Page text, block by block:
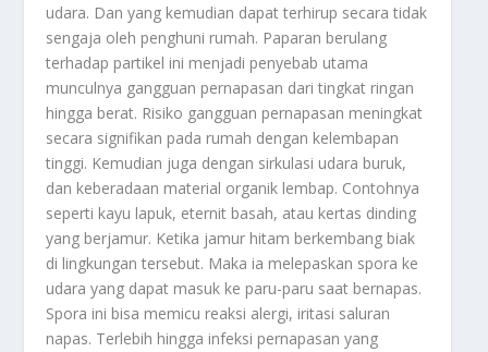
udara. Dan yang kemudian dapat terhirup secara tidak
sengaja oleh penghuni rumah. Paparan berulang
terhadap partikel ini menjadi penyebab utama
munculnya gangguan pernapasan dari tingkat ringan
hingga berat. Risiko gangguan pernapasan meningkat
secara signifikan pada rumah dengan kelembapan
tinggi. Kemudian juga dengan sirkulasi udara buruk,
dan keberadaan material organik lembap. Contohnya
seperti kayu lapuk, eternit basah, atau kertas dinding
yang berjamur. Ketika jamur hitam berkembang biak
di lingkungan tersebut. Maka ia melepaskan spora ke
udara yang dapat masuk ke paru-paru saat bernapas.
Spora ini bisa memicu reaksi alergi, iritasi saluran
napas. Terlebih hingga infeksi pernapasan yang